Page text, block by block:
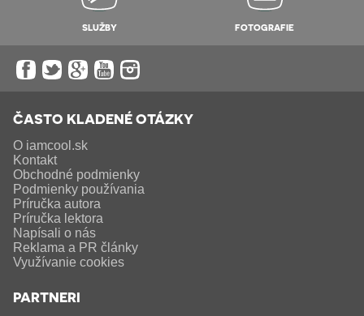
SLUŽBY FOTOGRAFIE
ČASTO KLADENÉ OTÁZKY
O iamcool.sk
Kontakt
Obchodné podmienky
Podmienky používania
Príručka autora
Príručka lektora
Napísali o nás
Reklama a PR články
Využívanie cookies
PARTNERI